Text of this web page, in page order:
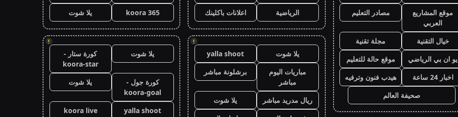
موقع المشاريع
العربي
مصادر التعليم
خيال التقنية
مجلة تقنية
يو ان بي الرياضي
موقع حالة للتعليم
اخبار 24 ساعة
هيدب فنون وترفيه
صحيفة العالم
الرياضية
اعلانات باكلينك
!
يلا شوت
yalla shoot
مباريات اليوم
مباشر
برشلونة مباشر
ريال مدريد مباشر
يلا شوت
koora 365
يلا شوت
!
يلا شوت
كورة ستار -
koora-star
كورة جول -
koora-goal
يلا شوت
yalla shoot
koora live